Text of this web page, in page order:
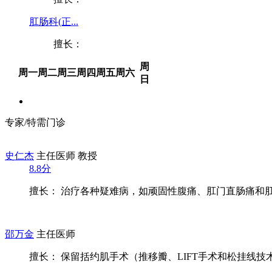
肛肠科(正...
擅长：
周一周二周三周四 周五周六
周
日
专家/特需门诊
史仁杰 主任医师 教授
8.8分
擅长： 治疗各种疑难病，如顽固性腹痛、肛门直肠痛和
邵万金 主任医师
擅长： 保留括约肌手术（推移瓣、LIFT手术和松挂线技